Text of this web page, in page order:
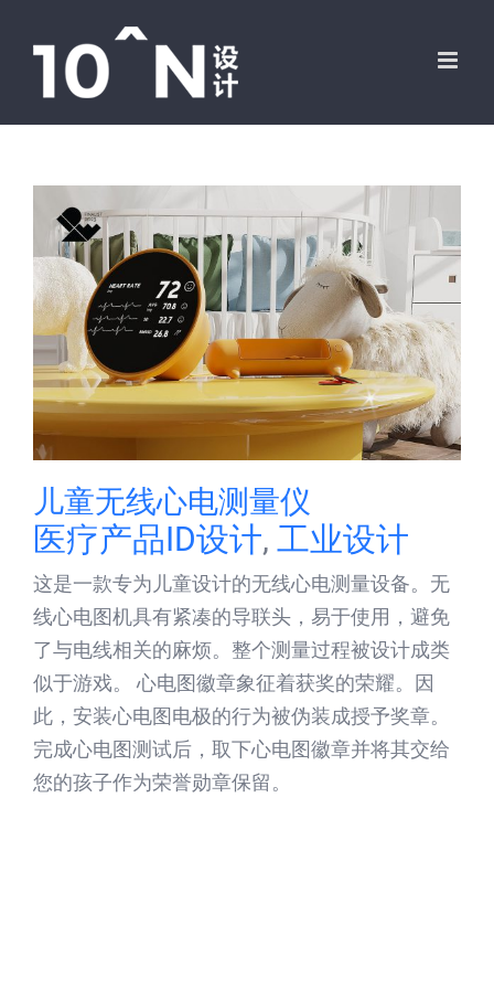
儿童无线心电测量仪
医疗产品ID设计, 工业设计
这是一款专为儿童设计的无线心电测量设备。无
线心电图机具有紧凑的导联头，易于使用，避免
了与电线相关的麻烦。整个测量过程被设计成类
似于游戏。 心电图徽章象征着获奖的荣耀。因
此，安装心电图电极的行为被伪装成授予奖章。
完成心电图测试后，取下心电图徽章并将其交给
您的孩子作为荣誉勋章保留。